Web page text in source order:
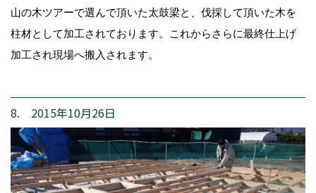
山の木ツアーで選んで頂いた太鼓梁と、伐採して頂いた木を
柱材として加工されております。これからさらに最終仕上げ
加工され現場へ搬入されます。
8. 2015年10月26日